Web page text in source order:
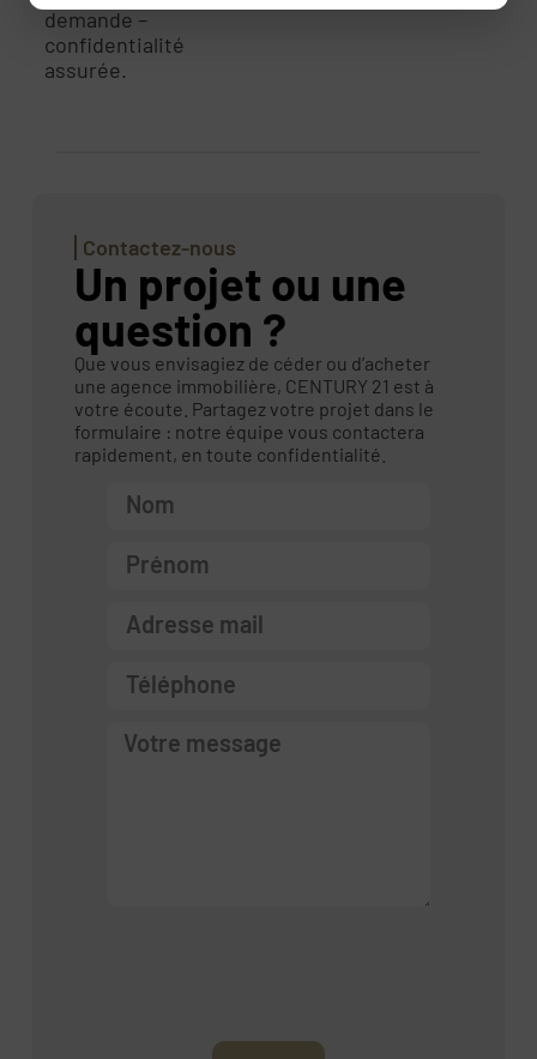
demande –
confidentialité
assurée.
Contactez-nous
Un projet ou une
question ?
Que vous envisagiez de céder ou d’acheter
une agence immobilière, CENTURY 21 est à
votre écoute. Partagez votre projet dans le
formulaire : notre équipe vous contactera
rapidement, en toute confidentialité.